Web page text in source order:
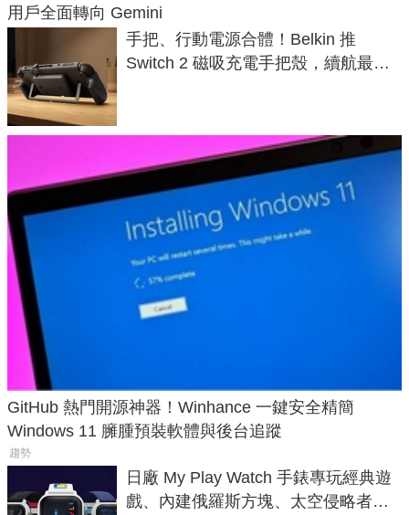
用戶全面轉向 Gemini
手把、行動電源合體！Belkin 推
Switch 2 磁吸充電手把殼，續航最高
GitHub 熱門開源神器！Winhance 一鍵安全精簡
Windows 11 臃腫預裝軟體與後台追蹤
趨勢
日廠 My Play Watch 手錶專玩經典遊
戲、內建俄羅斯方塊、太空侵略者，